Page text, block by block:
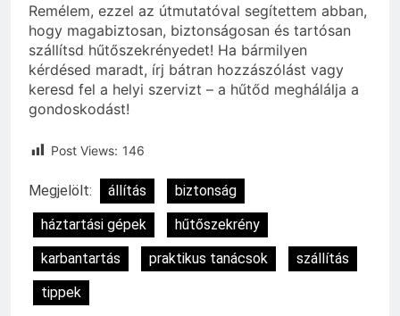
Remélem, ezzel az útmutatóval segítettem abban,
hogy magabiztosan, biztonságosan és tartósan
szállítsd hűtőszekrényedet! Ha bármilyen
kérdésed maradt, írj bátran hozzászólást vagy
keresd fel a helyi szervizt – a hűtőd meghálálja a
gondoskodást!
Post Views: 146
Megjelölt: állítás
biztonság
háztartási gépek
hűtőszekrény
karbantartás
praktikus tanácsok
szállítás
tippek